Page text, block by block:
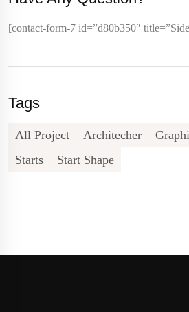
[contact-form-7 id=”d80b350″
Tags
All Project Architecher
Starts
Start Shape